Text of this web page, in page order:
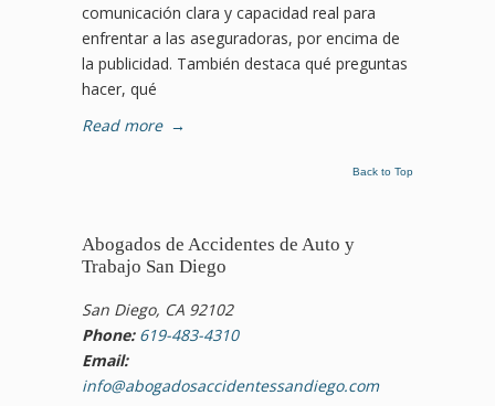
comunicación clara y capacidad real para
enfrentar a las aseguradoras, por encima de
la publicidad. También destaca qué preguntas
hacer, qué
Read more →
Back to Top
Abogados de Accidentes de Auto y
Trabajo San Diego
San Diego, CA 92102
Phone: 619-483-4310
Email:
info@abogadosaccidentessandiego.com